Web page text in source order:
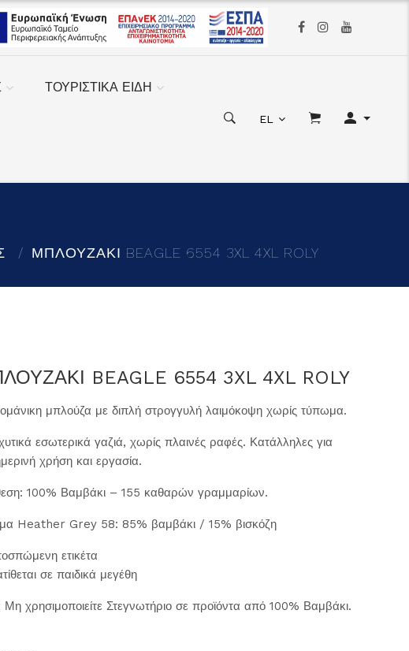
ΤΟΥΡΙΣΤΙΚΑ ΕΙΔΗ
EL
ΜΠΛΟΥΖΑΚΙ BEAGLE 6554 3XL 4XL ROLY
BEAGLE 6554 3XL 4XL ROLY
μπλούζα με διπλή στρογγυλή λαιμόκοψη χωρίς τύπωμα.
εσωτερικά γαζιά, χωρίς πλαινές ραφές. Κατάλληλες για
χρήση και εργασία.
100% Βαμβάκι – 155 καθαρών γραμμαρίων.
Heather Grey 58: 85% βαμβάκι / 15% βισκόζη
ετικέτα
σε παιδικά μεγέθη
Μη χρησιμοποιείτε Στεγνωτήριο σε προϊόντα από 100% Βαμβάκι.